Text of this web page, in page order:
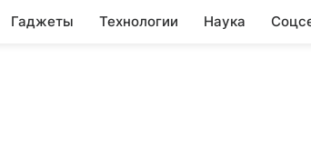
Гаджеты Технологии Наука